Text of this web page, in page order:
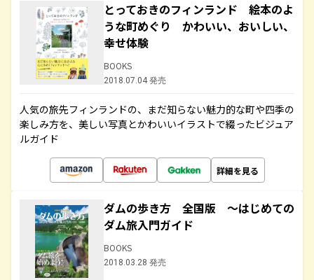
とっておきのフィンランド 絵本のよ
うな町めぐり かわいい、おいしい、
幸せ体験
BOOKS
2018.07.04 発売
人気の旅先フィンランドの、まだ知らない魅力的な町や四季の
楽しみ方を、美しい写真とかわいいイラストで綴ったビジュア
ルガイド
詳細を見る
ダムの歩き方 全国版 ～はじめての
ダム旅入門ガイド
BOOKS
2018.03.28 発売